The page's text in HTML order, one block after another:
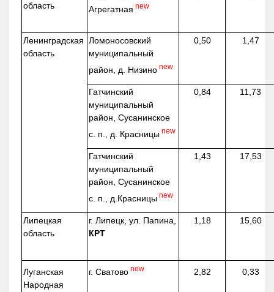
область
Агрегатная new
Ленинградская
область
Ломоносовский
муниципальный
район, д. Низино new
0,50 1,47
Гатчинский
муниципальный
район, Сусанинское
с. п., д. Красницы new
0,84 11,73
Гатчинский
муниципальный
район, Сусанинское
с. п., д.Красницы new
1,43 17,53
Липецкая
область
г. Липецк, ул. Папина,
КРТ
1,18 15,60
Луганская
Народная
г. Сватово new 2,82 0,33